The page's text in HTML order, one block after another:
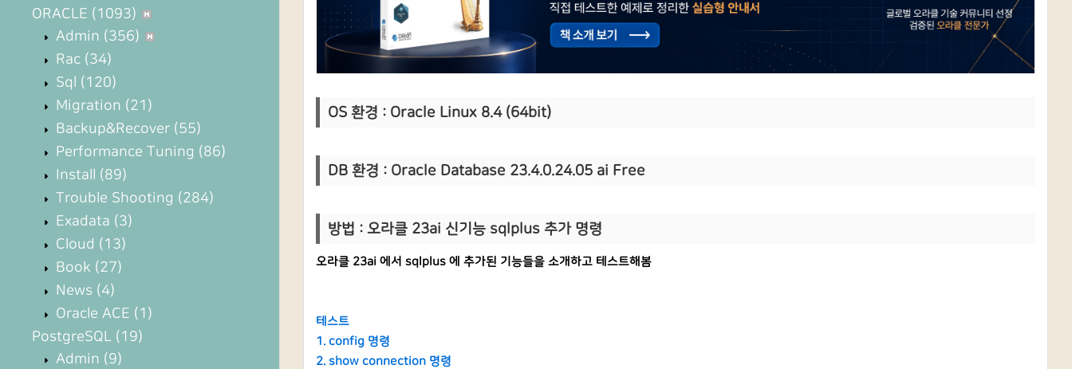
ORACLE (1093)
Admin (356)
Rac (34)
Sql (120)
Migration (21)
Backup&Recover (55)
Performance Tuning (86)
Install (89)
Trouble Shooting (284)
Exadata (3)
Cloud (13)
Book (27)
News (4)
Oracle ACE (1)
PostgreSQL (19)
Admin (9)
OS 환경 : Oracle Linux 8.4 (64bit)
DB 환경 : Oracle Database 23.4.0.24.05 ai Free
방법 : 오라클 23ai 신기능 sqlplus 추가 명령
오라클 23ai 에서 sqlplus 에 추가된 기능들을 소개하고 테스트해봄
테스트
1. config 명령
2. show connection 명령